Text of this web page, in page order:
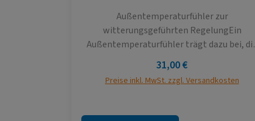
Außentemperaturfühler zur
witterungsgeführten RegelungEin
Außentemperaturfühler trägt dazu bei, die
Heizungsanlage intelligent zu steuern. Die
Heizleistung wird an die
Umgebungstemperatur angepasst. Je
Heizung und desto niedriger ist die
Regulärer Preis:
31,00 €
Preise inkl. MwSt. zzgl. Versandkosten